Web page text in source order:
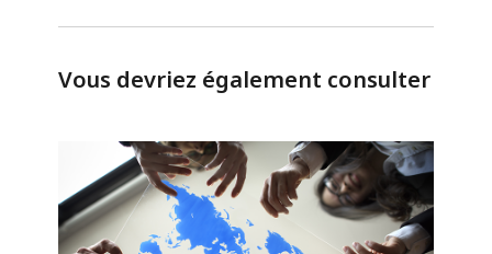
Vous devriez également consulter